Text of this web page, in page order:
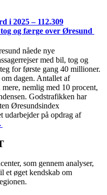
i 2025 – 112.309
og færge over Øresund
nåede nye
med bil, tog og
for første gang 40 millioner.
dagen. Antallet af
nemlig med 10 procent,
Godstrafikken har
Øresundsindex
udarbejder på opdrag af
som gennem analyser,
et øget kendskab om